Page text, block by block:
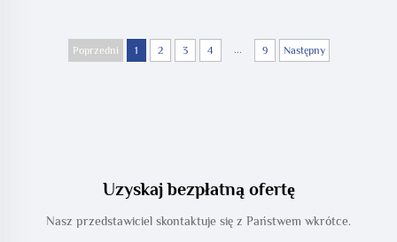
Trunk Cable
Poprzedni 1 2 3 4 ... 9 Następny
Uzyskaj bezpłatną ofertę
Nasz przedstawiciel skontaktuje się z Państwem wkrótce.